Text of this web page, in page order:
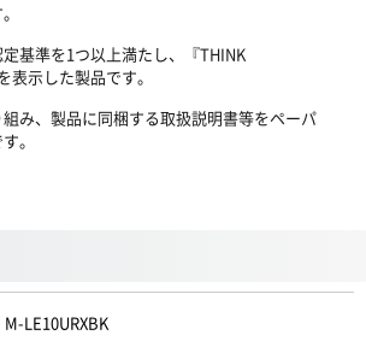
基準を1つ以上満たし、『THINK
表示した製品です。
み、製品に同梱する取扱説明書等をペーパ
。
M-LE10URXBK